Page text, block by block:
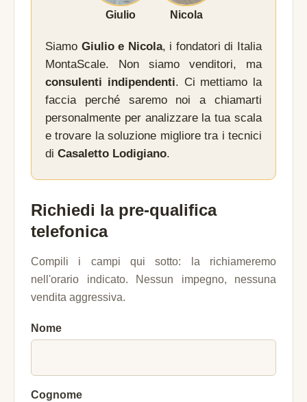
Giulio Nicola
Siamo Giulio e Nicola, i fondatori di Italia
MontaScale. Non siamo venditori, ma
consulenti indipendenti. Ci mettiamo la
faccia perché saremo noi a chiamarti
personalmente per analizzare la tua scala
e trovare la soluzione migliore tra i tecnici
di Casaletto Lodigiano.
Richiedi la pre-qualifica
telefonica
Compili i campi qui sotto: la richiameremo
nell'orario indicato. Nessun impegno, nessuna
vendita aggressiva.
Nome
Cognome